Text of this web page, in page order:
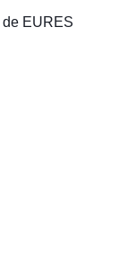
de EURES